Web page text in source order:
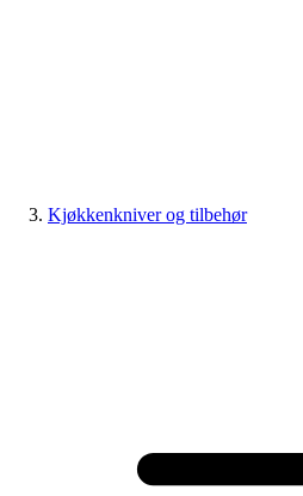
Kjøkkenkniver og tilbehør